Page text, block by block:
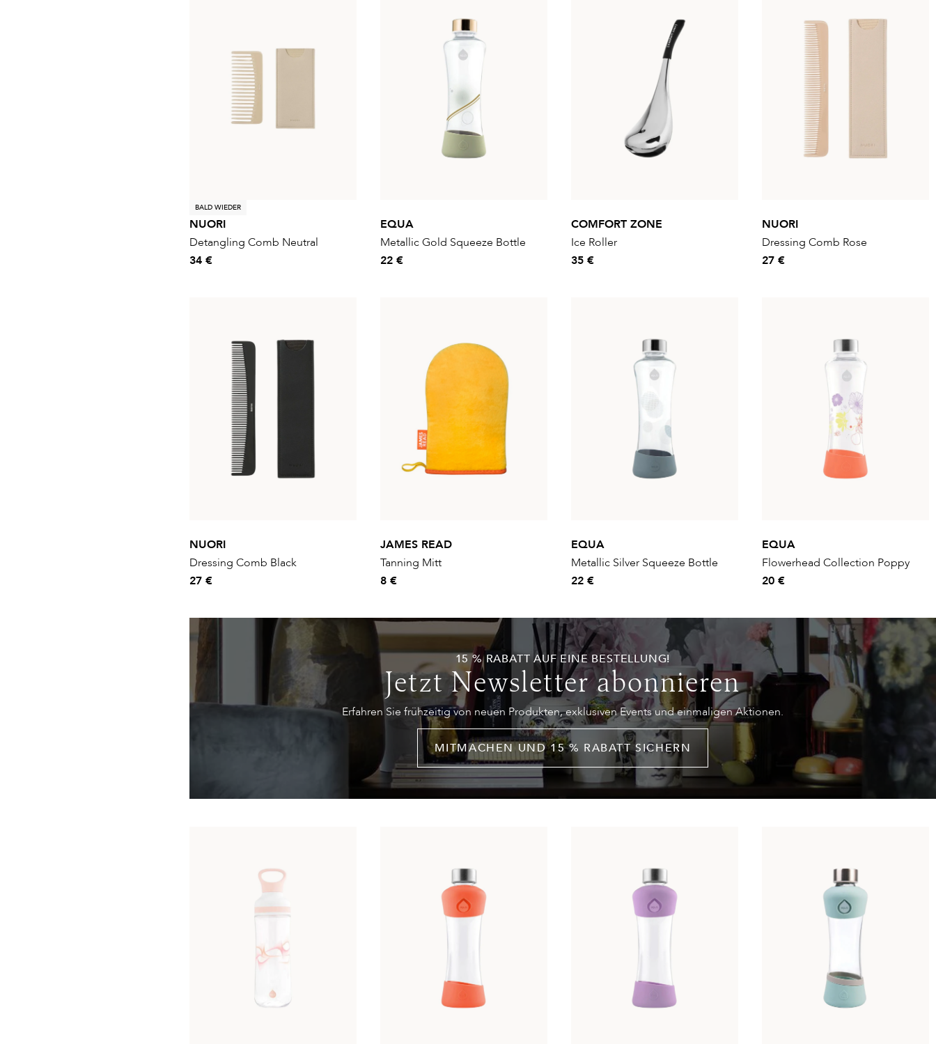
BALD WIEDER
NUORI
Detangling Comb Neutral
34 €
EQUA
Metallic Gold Squeeze Bottle
22 €
COMFORT ZONE
Ice Roller
35 €
NUORI
Dressing Comb Rose
27 €
NUORI
Dressing Comb Black
27 €
JAMES READ
Tanning Mitt
8 €
EQUA
Metallic Silver Squeeze Bottle
22 €
EQUA
Flowerhead Collection Poppy
20 €
15 % RABATT AUF EINE BESTELLUNG!
Jetzt Newsletter abonnieren
Erfahren Sie frühzeitig von neuen Produkten, exklusiven Events und einmaligen Aktionen.
MITMACHEN UND 15 % RABATT SICHERN